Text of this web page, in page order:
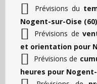
Prévisions du
Nogent-sur-Oise (60)
Prévisions de
et orientation pour
Prévisions de
heures pour